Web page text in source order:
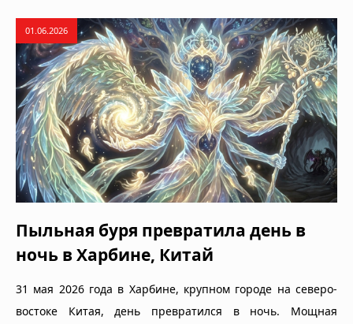
01.06.2026
Пыльная буря превратила день в
ночь в Харбине, Китай
31 мая 2026 года в Харбине, крупном городе на северо-
востоке Китая, день превратился в ночь. Мощная